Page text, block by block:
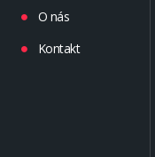
O nás
Kontakt